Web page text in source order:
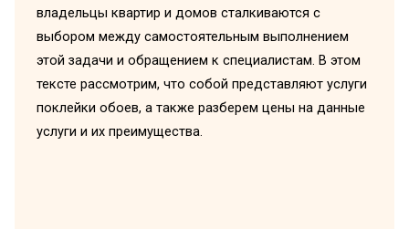
владельцы квартир и домов сталкиваются с
выбором между самостоятельным выполнением
этой задачи и обращением к специалистам. В этом
тексте рассмотрим, что собой представляют услуги
поклейки обоев, а также разберем цены на данные
услуги и их преимущества.